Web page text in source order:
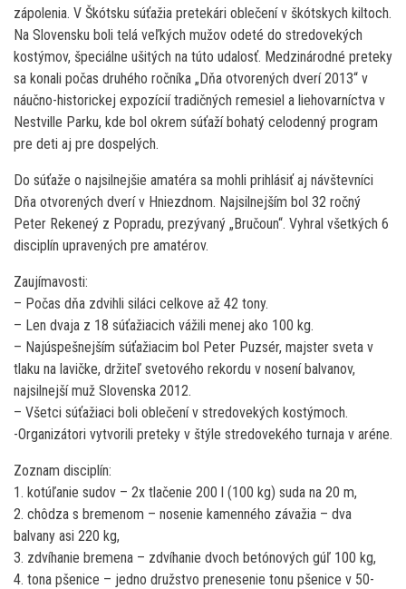
zápolenia. V Škótsku súťažia pretekári oblečení v škótskych kiltoch.
Na Slovensku boli telá veľkých mužov odeté do stredovekých
kostýmov, špeciálne ušitých na túto udalosť. Medzinárodné preteky
sa konali počas druhého ročníka „Dňa otvorených dverí 2013“ v
náučno-historickej expozícií tradičných remesiel a liehovarníctva v
Nestville Parku, kde bol okrem súťaží bohatý celodenný program
pre deti aj pre dospelých.
Do súťaže o najsilnejšie amatéra sa mohli prihlásiť aj návštevníci
Dňa otvorených dverí v Hniezdnom. Najsilnejším bol 32 ročný
Peter Rekeneý z Popradu, prezývaný „Bručoun“. Vyhral všetkých 6
disciplín upravených pre amatérov.
Zaujímavosti:
– Počas dňa zdvihli siláci celkove až 42 tony.
– Len dvaja z 18 súťažiacich vážili menej ako 100 kg.
– Najúspešnejším súťažiacim bol Peter Puzsér, majster sveta v
tlaku na lavičke, držiteľ svetového rekordu v nosení balvanov,
najsilnejší muž Slovenska 2012.
– Všetci súťažiaci boli oblečení v stredovekých kostýmoch.
-Organizátori vytvorili preteky v štýle stredovekého turnaja v aréne.
Zoznam disciplín:
1. kotúľanie sudov – 2x tlačenie 200 l (100 kg) suda na 20 m,
2. chôdza s bremenom – nosenie kamenného závažia – dva
balvany asi 220 kg,
3. zdvíhanie bremena – zdvíhanie dvoch betónových gúľ 100 kg,
4. tona pšenice – jedno družstvo prenesenie tonu pšenice v 50-